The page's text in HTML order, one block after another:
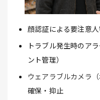
顔認証による要注意
トラブル発生時のア
ント管理）
ウェアラブルカメラ
確保・抑止